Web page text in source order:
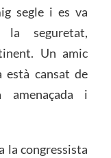
segle i es va
seguretat,
Un amic
està cansat de
amenaçada i
la congressista